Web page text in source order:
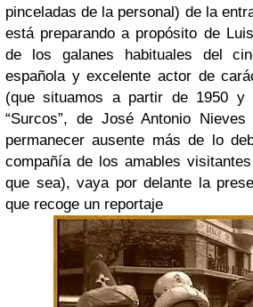
pinceladas de la personal) de la
está preparando a propósito de
de los galanes habituales del
española y excelente actor de
(que situamos a partir de 1950 y
“Surcos”, de José Antonio
permanecer ausente más de lo
compañía de los amables
que sea), vaya por delante la
que recoge un reportaje